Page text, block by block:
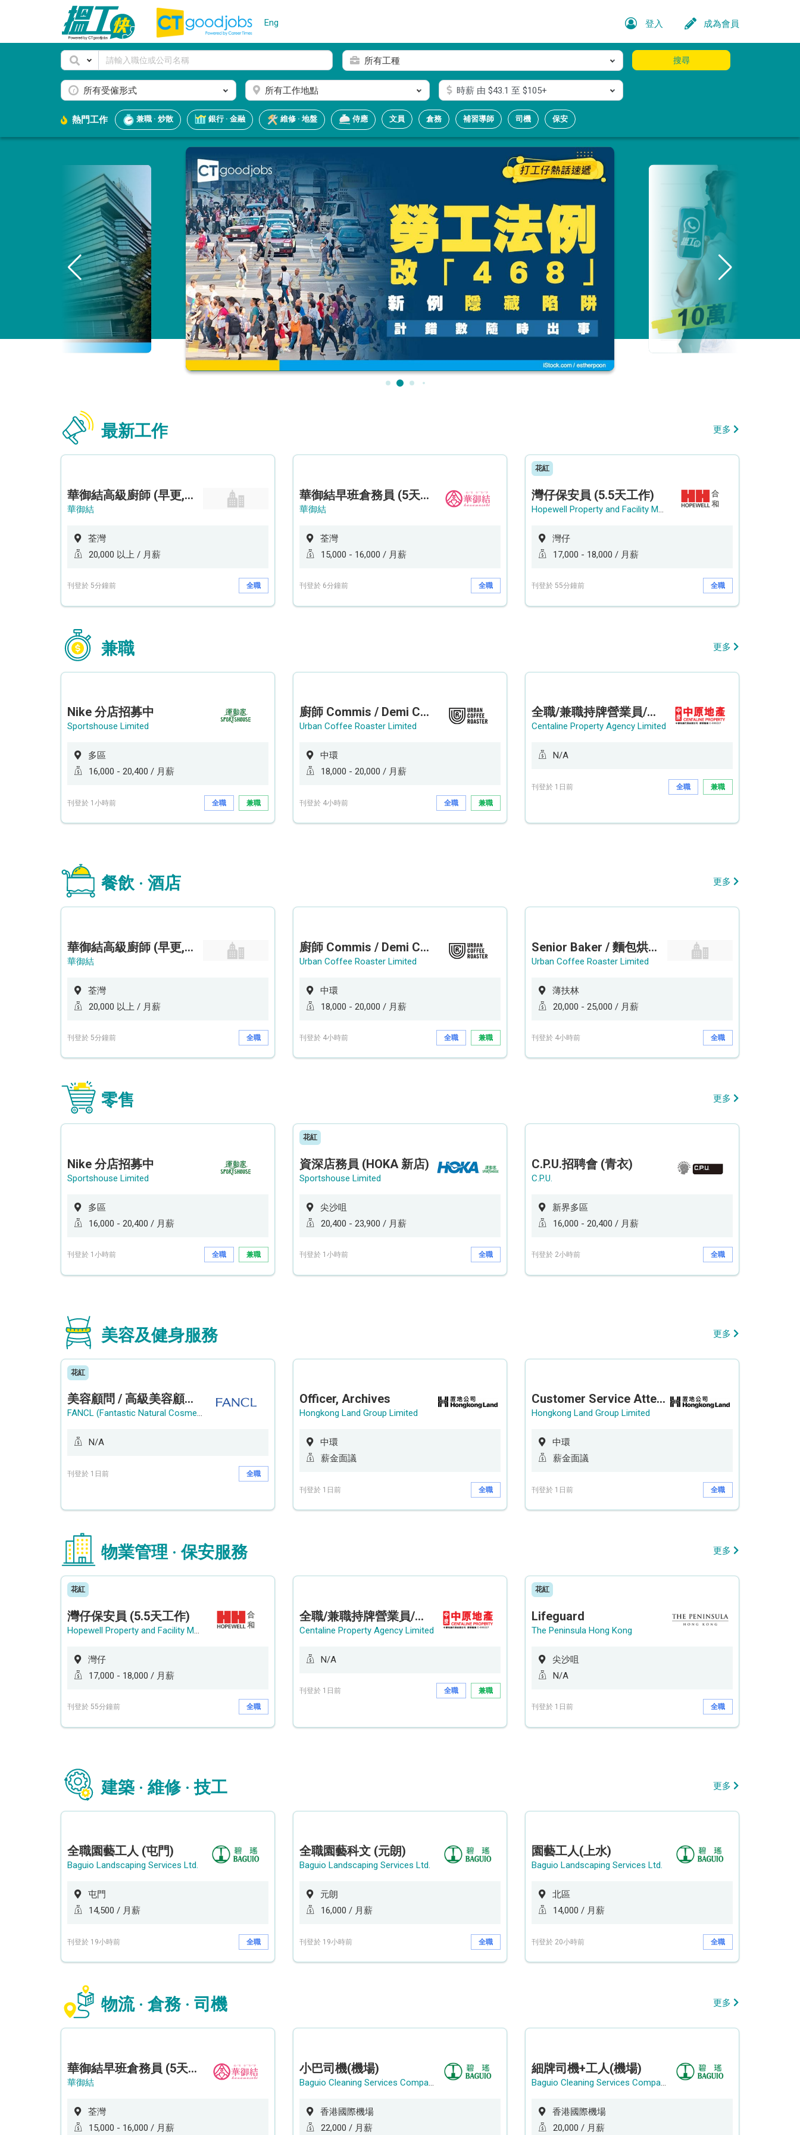
Eng 登入 成為會員
所有工種
所有受僱形式 所有工作地點 時薪由 $43.1 至 $105+
搜尋
熱門工作 兼職 · 炒散 銀行 · 金融 維修 · 地盤 侍應 文員 倉務 補習導師 司機 保安
最新工作 更多
華御結高級廚師 (早更,中央廚房)*底薪可達20k* (5天工作週)
華御結
荃灣
20,000 以上 / 月薪
刊登於 5分鐘前 全職
華御結早班倉務員 (5天工作週)
華御結
荃灣
15,000 - 16,000 / 月薪
刊登於 6分鐘前 全職
花紅
灣仔保安員 (5.5天工作)
Hopewell Property and Facility Management Ltd. 合和物業及設施管理有限公司
灣仔
17,000 - 18,000 / 月薪
刊登於 55分鐘前 全職
兼職 更多
Nike 分店招募中
Sportshouse Limited
多區
16,000 - 20,400 / 月薪
刊登於 1小時前 全職 兼職
廚師 Commis / Demi Chef (全職/ 兼職) (工作地點:中環)
Urban Coffee Roaster Limited
中環
18,000 - 20,000 / 月薪
刊登於 4小時前 全職 兼職
全職/兼職持牌營業員/持牌地產代理 (長沙灣/將軍澳/油塘)
Centaline Property Agency Limited
N/A
刊登於 1日前 全職 兼職
餐飲 · 酒店 更多
華御結高級廚師 (早更,中央廚房)*底薪可達20k* (5天工作週)
華御結
荃灣
20,000 以上 / 月薪
刊登於 5分鐘前 全職
廚師 Commis / Demi Chef (全職/ 兼職) (工作地點:中環)
Urban Coffee Roaster Limited
中環
18,000 - 20,000 / 月薪
刊登於 4小時前 全職 兼職
Senior Baker / 麵包烘焙師 (工作地點: 薄扶林鄰近港鐵香港大學站 HKU Station）
Urban Coffee Roaster Limited
薄扶林
20,000 - 25,000 / 月薪
刊登於 4小時前 全職
零售 更多
Nike 分店招募中
Sportshouse Limited
多區
16,000 - 20,400 / 月薪
刊登於 1小時前 全職 兼職
花紅
資深店務員 (HOKA 新店)
Sportshouse Limited
尖沙咀
20,400 - 23,900 / 月薪
刊登於 1小時前 全職
C.P.U.招聘會 (青衣)
C.P.U.
新界多區
16,000 - 20,400 / 月薪
刊登於 2小時前 全職
美容及健身服務 更多
花紅
美容顧問 / 高級美容顧問 (Beauty Consultant / Senior Beauty Consultant)
FANCL (Fantastic Natural Cosmetics Limited)
N/A
刊登於 1日前 全職
Officer, Archives
Hongkong Land Group Limited
中環
薪金面議
刊登於 1日前 全職
Customer Service Attendant (5-day work)
Hongkong Land Group Limited
中環
薪金面議
刊登於 1日前 全職
物業管理 · 保安服務 更多
花紅
灣仔保安員 (5.5天工作)
Hopewell Property and Facility Management Ltd. 合和物業及設施管理有限公司
灣仔
17,000 - 18,000 / 月薪
刊登於 55分鐘前 全職
全職/兼職持牌營業員/持牌地產代理 (長沙灣/將軍澳/油塘)
Centaline Property Agency Limited
N/A
刊登於 1日前 全職 兼職
花紅
Lifeguard
The Peninsula Hong Kong
尖沙咀
N/A
刊登於 1日前 全職
建築 · 維修 · 技工 更多
全職園藝工人 (屯門)
Baguio Landscaping Services Ltd.
屯門
14,500 / 月薪
刊登於 19小時前 全職
全職園藝科文 (元朗)
Baguio Landscaping Services Ltd.
元朗
16,000 / 月薪
刊登於 19小時前 全職
園藝工人(上水)
Baguio Landscaping Services Ltd.
北區
14,000 / 月薪
刊登於 20小時前 全職
物流 · 倉務 · 司機 更多
華御結早班倉務員 (5天工作週)
華御結
荃灣
15,000 - 16,000 / 月薪
小巴司機(機場)
Baguio Cleaning Services Company Limited
香港國際機場
22,000 / 月薪
細牌司機+工人(機場)
Baguio Cleaning Services Company Limited
香港國際機場
20,000 / 月薪